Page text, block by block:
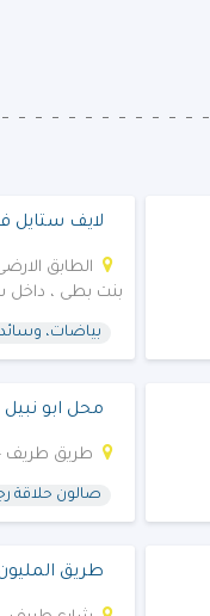
لايف ستايل
الطابق
بنت بطى ، داخل
بياضات،
محل ابو نبيل
طريق طريف -
صالون حلاقة
طريق المليون